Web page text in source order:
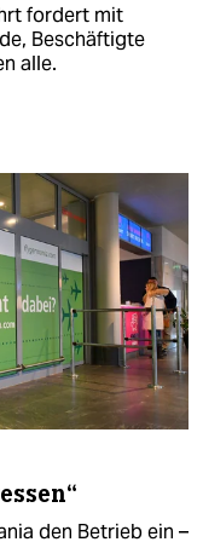
fordert mit
Beschäftigte
alle.
den Betrieb ein –